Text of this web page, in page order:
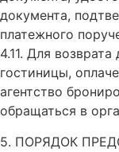
документа,
платежного
4.11. Для
гостиницы,
агентство
обращаться в
5. ПОРЯДОК